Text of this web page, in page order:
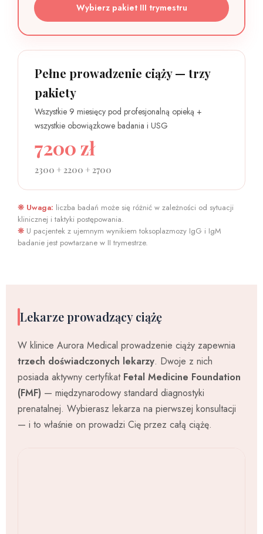
Wybierz pakiet III trymestru
Pełne prowadzenie ciąży — trzy
pakiety
Wszystkie 9 miesięcy pod profesjonalną opieką +
wszystkie obowiązkowe badania i USG
7200 zł
2300 + 2200 + 2700
❊ Uwaga: liczba badań może się różnić w zależności od sytuacji
klinicznej i taktyki postępowania.
❊ U pacjentek z ujemnym wynikiem toksoplazmozy IgG i IgM
badanie jest powtarzane w II trymestrze.
Lekarze prowadzący ciążę
W klinice Aurora Medical prowadzenie ciąży zapewnia
trzech doświadczonych lekarzy. Dwoje z nich
posiada aktywny certyfikat Fetal Medicine Foundation
(FMF) — międzynarodowy standard diagnostyki
prenatalnej. Wybierasz lekarza na pierwszej konsultacji
— i to właśnie on prowadzi Cię przez całą ciążę.